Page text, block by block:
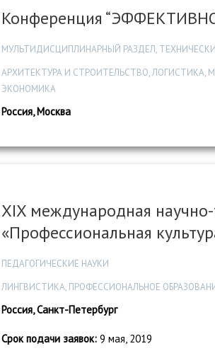
Конференция
МУЛЬТИДИСЦИПЛИНАРНЫЙ РАЗДЕЛ,
АРХИТЕКТУРА И СТРОИТЕЛЬСТВО, ЛОГИСТИКА,
ЭКОНОМИКА
Россия, Москва
XIX международная
«Профессиональная
ПЕДАГОГИЧЕСКИЕ НАУКИ
ЛИНГВИСТИКА, ПРОФЕССИОНАЛЬНОЕ
Россия, Санкт-Петербург
Срок подачи заявок: 9 мая, 2019